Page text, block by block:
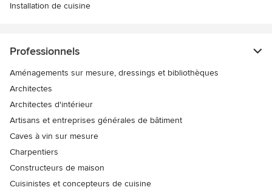
Installation de cuisine
Professionnels
Aménagements sur mesure, dressings et bibliothèques
Architectes
Architectes d'intérieur
Artisans et entreprises générales de bâtiment
Caves à vin sur mesure
Charpentiers
Constructeurs de maison
Cuisinistes et concepteurs de cuisine